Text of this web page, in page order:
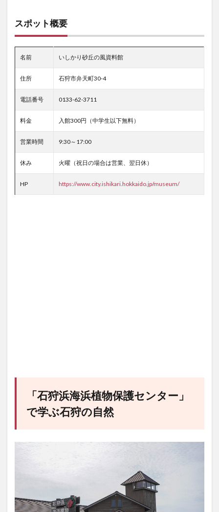
スポット概要
名前 いしかり砂丘の風資料館
住所 石狩市弁天町30-4
電話番号 0133-62-3711
料金 入館300円（中学生以下無料）
営業時間 9:30～17:00
休み 火曜（祝日の場合は営業、翌日休）
HP https://www.city.ishikari.hokkaido.jp/museum/
「石狩浜海浜植物保護センター 」
で学ぶ石狩の自然